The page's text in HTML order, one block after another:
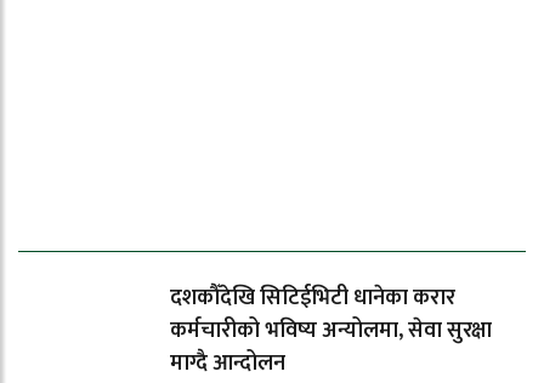
दशकौँदेखि सिटिईभिटी धानेका करार
कर्मचारीको भविष्य अन्योलमा, सेवा सुरक्षा
माग्दै आन्दोलन